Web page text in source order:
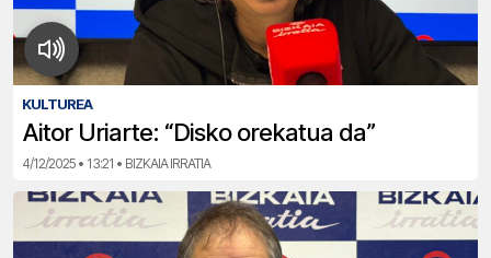
KULTUREA
Aitor Uriarte: “Disko orekatua da”
4/12/2025 • 13:21 • BIZKAIA IRRATIA